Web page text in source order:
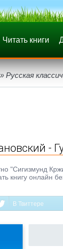
Читать книги
» Русская
-
"Сигизмунд
книгу онлайн
В Твиттере